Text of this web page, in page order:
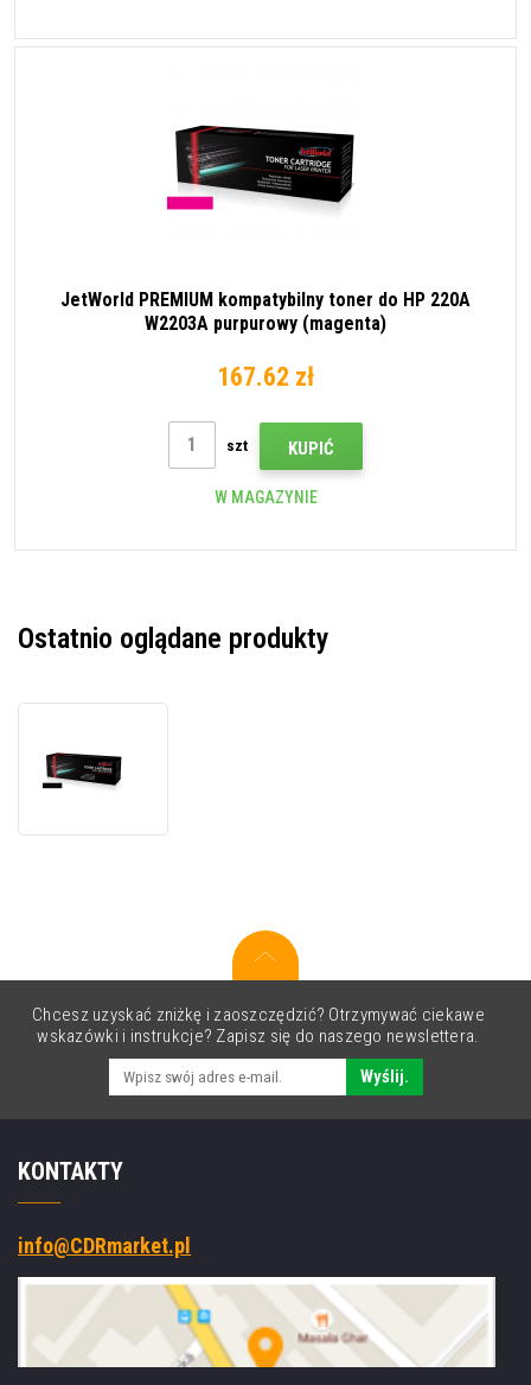
JetWorld PREMIUM kompatybilny toner do HP 220A
W2203A purpurowy (magenta)
167.62 zł
szt KUPIĆ
W MAGAZYNIE
Ostatnio oglądane produkty
do
Chcesz uzyskać zniżkę i zaoszczędzić? Otrzymywać ciekawe
wskazówki i instrukcje? Zapisz się do naszego newslettera.
Wyślij.
KONTAKTY
info@CDRmarket.pl